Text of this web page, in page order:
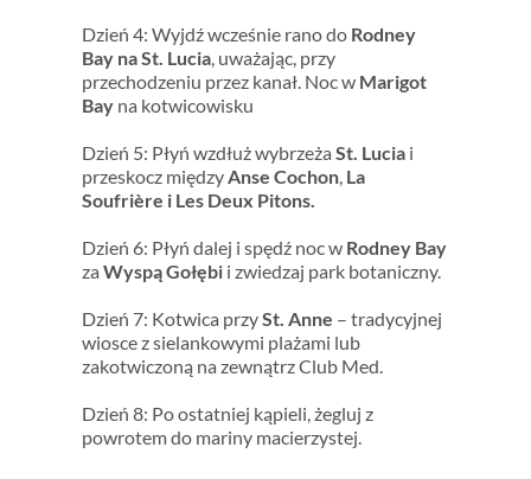
Dzień 4: Wyjdź wcześnie rano do Rodney
Bay na St. Lucia, uważając, przy
przechodzeniu przez kanał. Noc w Marigot
Bayna kotwicowisku
Dzień 5: Płyń wzdłuż wybrzeża St. Luciai
przeskocz międzyAnse Cochon, La
Soufrière i Les Deux Pitons.
Dzień 6: Płyń dalej i spędź noc w Rodney Bay
za Wyspą Gołębii zwiedzaj park botaniczny.
Dzień 7: Kotwica przySt. Anne – tradycyjnej
wiosce z sielankowymi plażami lub
zakotwiczoną na zewnątrz Club Med.
Dzień 8: Po ostatniej kąpieli, żegluj z
powrotem do mariny macierzystej.